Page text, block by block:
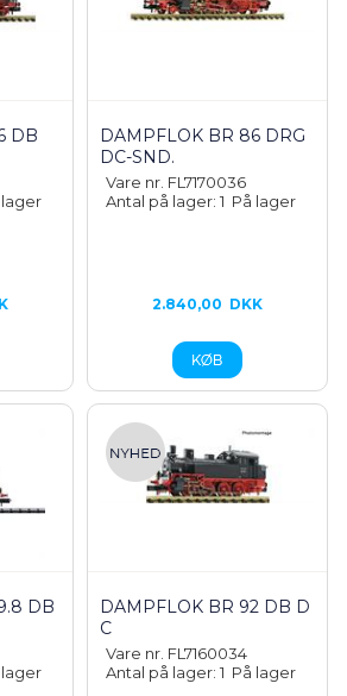
DB
lager
DAMPFLOK BR 86 DRG
DC-SND.
Vare nr. FL7170036
Antal på lager: 1 På lager
2.840,00 DKK
DB
lager
DAMPFLOK BR 92 DB D
C
Vare nr. FL7160034
Antal på lager: 1 På lager